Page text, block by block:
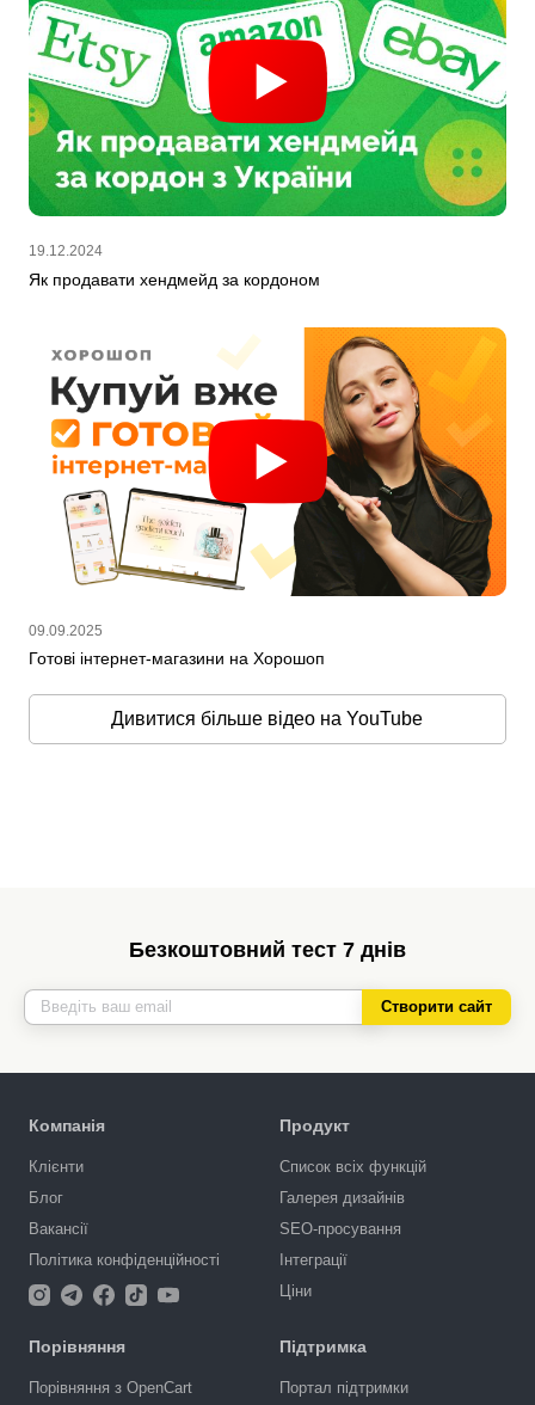
19.12.2024
Як продавати хендмейд за кордоном
09.09.2025
Готові інтернет-магазини на Хорошоп
Дивитися більше відео на YouTube
Безкоштовний тест 7 днів
Створити сайт
Компанія
Клієнти
Блог
Вакансії
Політика конфіденційності
Продукт
Список всіх функцій
Галерея дизайнів
SEO-просування
Інтеграції
Ціни
Порівняння
Порівняння з OpenCart
Підтримка
Портал підтримки